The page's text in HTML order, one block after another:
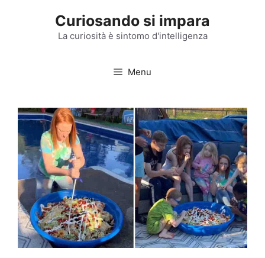
Curiosando si impara
La curiosità è sintomo d'intelligenza
Menu